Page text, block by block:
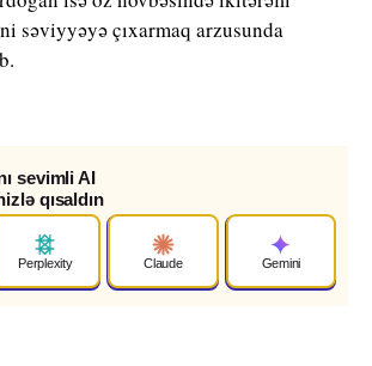
səviyyəyə çıxarmaq arzusunda
sevimli AI
qısaldın
Perplexity Claude Gemini